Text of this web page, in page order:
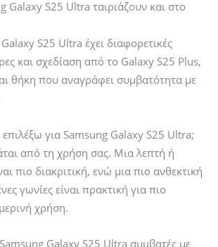
Galaxy S25 Ultra ταιριάζουν και στο
S25 Ultra έχει διαφορετικές
και σχεδίαση από το Galaxy S25 Plus,
θήκη που αναγράφει συμβατότητα με
για Samsung Galaxy S25 Ultra;
από τη χρήση σας. Μια λεπτή ή
πιο διακριτική, ενώ μια πιο ανθεκτική
γωνίες είναι πρακτική για πιο
χρήση.
Galaxy S25 Ultra συμβατές με